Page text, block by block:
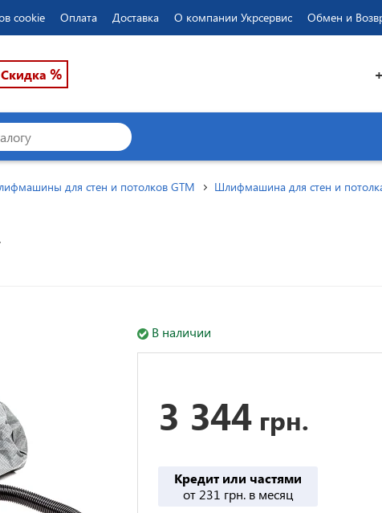
cookie Оплата Доставка О компании Укрсервис Обмен и
Скидка %
для стен и потолков GTM Шлифмашина для стен и
В наличии
3 344 грн.
Кредит или частями
от 231 грн. в месяц